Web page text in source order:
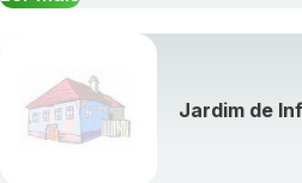
Jardim de